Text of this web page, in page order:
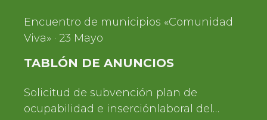
Encuentro de municipios «Comunidad
Viva» · 23 Mayo
TABLÓN DE ANUNCIOS
Solicitud de subvención plan de
ocupabilidad e inserciónlaboral del